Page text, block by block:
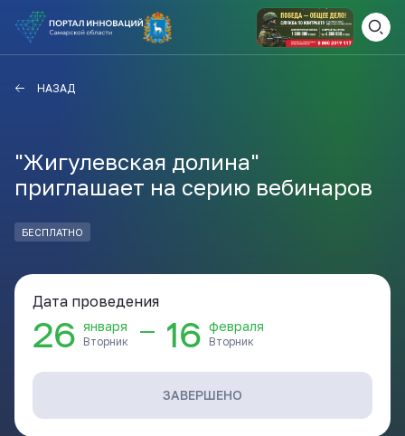
НАЗАД
"Жигулевская долина"
приглашает на серию вебинаров
БЕСПЛАТНО
Дата проведения
26 января
Вторник — 16 февраля
Вторник
ЗАВЕРШЕНО
Актуальные конкурсы
Новости компании
ЗАКРЫТЬ
ВАМ СЮДА
ПОЛЕЗНЫЕ СТАТЬИ И
НОВОСТИКАЖДЫЙ ДЕНЬ
ПОДПИСЫВАЙТЕСЬ
Телеграм